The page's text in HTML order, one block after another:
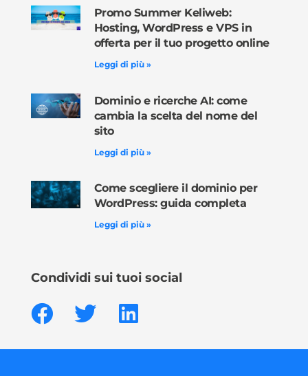
Promo Summer Keliweb:
Hosting, WordPress e VPS in
offerta per il tuo progetto online
Leggi di più »
Dominio e ricerche AI: come
cambia la scelta del nome del
sito
Leggi di più »
Come scegliere il dominio per
WordPress: guida completa
Leggi di più »
Condividi sui tuoi social